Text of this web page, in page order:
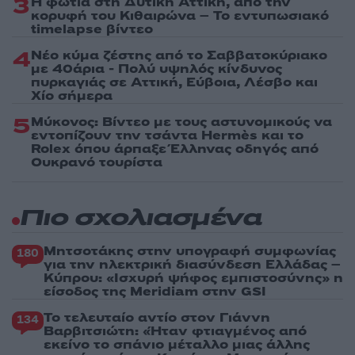
3κορυφή του Κιθαιρώνα – Το εντυπωσιακό
timelapse βίντεο
4Νέο κύμα ζέστης από το Σαββατοκύριακο
με 40άρια - Πολύ υψηλός κίνδυνος
πυρκαγιάς σε Αττική, Εύβοια, Λέσβο και
Χίο σήμερα
5Μύκονος: Βίντεο με τους αστυνομικούς να
εντοπίζουν την τσάντα Hermès και το
Rolex όπου άρπαξε Έλληνας οδηγός από
Ουκρανό τουρίστα
Πιο σχολιασμένα
180 Μητσοτάκης στην υπογραφή συμφωνίας
για την ηλεκτρική διασύνδεση Ελλάδας –
Κύπρου: «Ισχυρή ψήφος εμπιστοσύνης» η
είσοδος της Meridiam στην GSI
134 Το τελευταίο αντίο στον Γιάννη
Βαρβιτσιώτη: «Ήταν φτιαγμένος από
εκείνο το σπάνιο μέταλλο μιας άλλης